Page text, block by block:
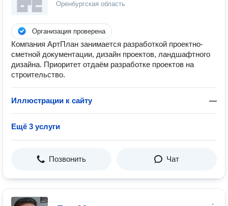
Оренбургская область
Организация проверена
Компания АртПлан занимается разработкой проектно-
сметной документации, дизайн проектов, ландшафтного
дизайна. Приоритет отдаём разработке проектов на
строительство.
Иллюстрации к сайту —
Ещё 3 услуги
Позвонить Чат